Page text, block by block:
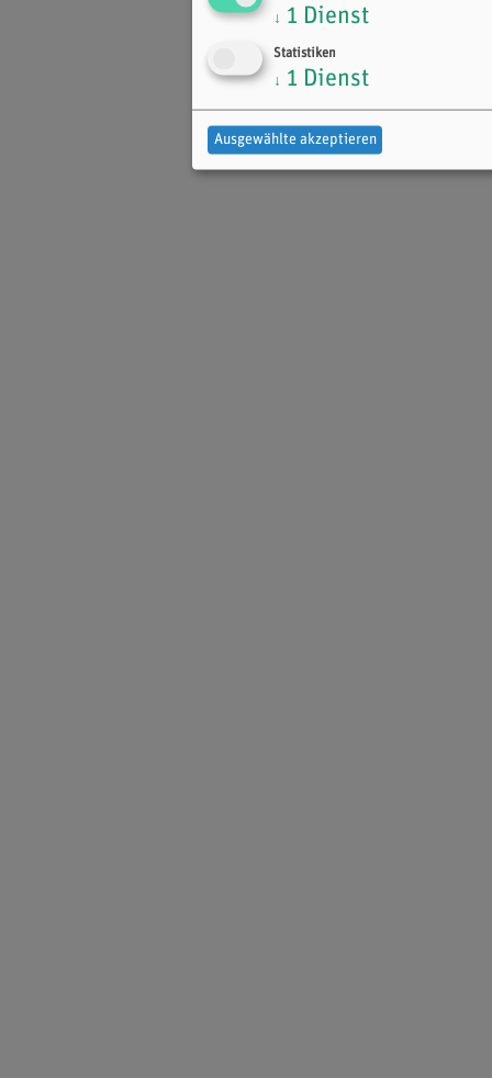
↓ 1 Dienst
Statistiken
↓ 1 Dienst
Ausgewählte akzeptieren